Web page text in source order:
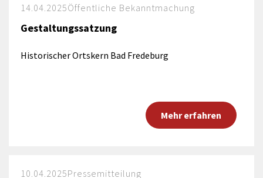
14.04.2025Öffentliche Bekanntmachung
Gestaltungssatzung
Historischer Ortskern Bad Fredeburg
Mehr erfahren
10.04.2025Pressemitteilung